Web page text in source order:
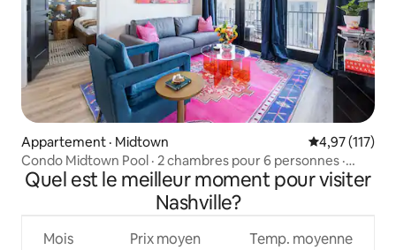
Appartement · Midtown Note
4,97 (117)
Condo Midtown Pool · 2 chambres pour 6 personnes ·
Music Row
Quel est le meilleur moment pour visiter
Nashville?
Mois Prix moyen Temp. moyenne